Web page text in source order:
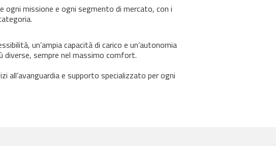
ogni missione e ogni segmento di mercato, con i
un’ampia capacità di carico e un’autonomia
sempre nel massimo comfort.
all’avanguardia e supporto specializzato per ogni